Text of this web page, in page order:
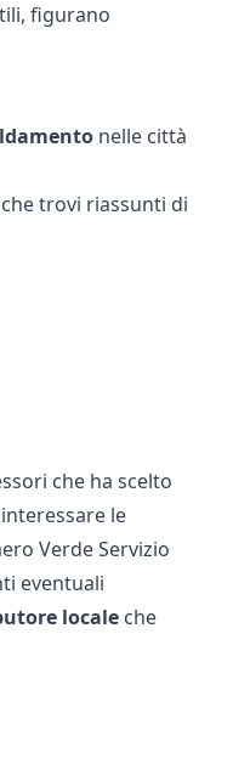
figurano
nelle città
trovi riassunti di
che ha scelto
le
Verde Servizio
eventuali
localeche